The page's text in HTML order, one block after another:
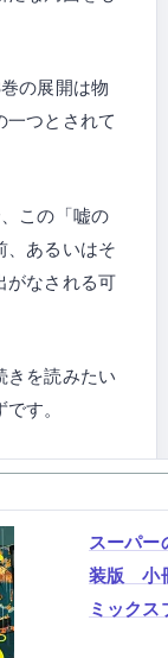
の展開は物
一つとされて
この「嘘の
、あるいはそ
がなされる可
きを読みたい
す。
スーパー
装版 小
ミック